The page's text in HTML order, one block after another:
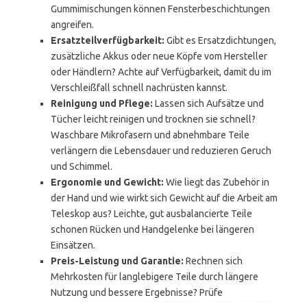
Gummimischungen können Fensterbeschichtungen
angreifen.
Ersatzteilverfügbarkeit: Gibt es Ersatzdichtungen,
zusätzliche Akkus oder neue Köpfe vom Hersteller
oder Händlern? Achte auf Verfügbarkeit, damit du im
Verschleißfall schnell nachrüsten kannst.
Reinigung und Pflege: Lassen sich Aufsätze und
Tücher leicht reinigen und trocknen sie schnell?
Waschbare Mikrofasern und abnehmbare Teile
verlängern die Lebensdauer und reduzieren Geruch
und Schimmel.
Ergonomie und Gewicht: Wie liegt das Zubehör in
der Hand und wie wirkt sich Gewicht auf die Arbeit am
Teleskop aus? Leichte, gut ausbalancierte Teile
schonen Rücken und Handgelenke bei längeren
Einsätzen.
Preis-Leistung und Garantie: Rechnen sich
Mehrkosten für langlebigere Teile durch längere
Nutzung und bessere Ergebnisse? Prüfe